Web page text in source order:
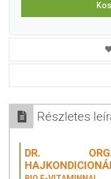
Részletes
DR.